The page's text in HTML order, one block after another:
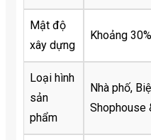
Mật độ
xây dựng
Khoảng 30%
Loại hình
sản
phẩm
Nhà phố,
Shophouse